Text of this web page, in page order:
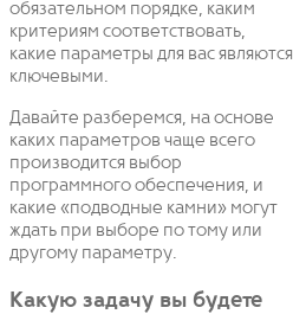
обязательном порядке, каким
критериям соответствовать,
какие параметры для вас являются
ключевыми.
Давайте разберемся, на основе
каких параметров чаще всего
производится выбор
программного обеспечения, и
какие «подводные камни» могут
ждать при выборе по тому или
другому параметру.
Какую задачу вы будете